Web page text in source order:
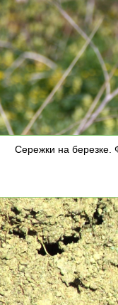
Сережки на березке.